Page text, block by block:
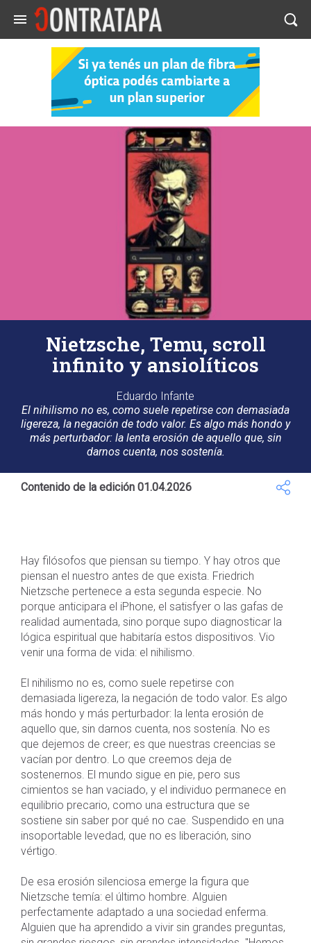
Nietzsche, Temu, scroll
infinito y ansiolíticos
Eduardo Infante
El nihilismo no es, como suele repetirse con demasiada
ligereza, la negación de todo valor. Es algo más hondo y
más perturbador: la lenta erosión de aquello que, sin
darnos cuenta, nos sostenía.
Contenido de la edición 01.04.2026
Hay filósofos que piensan su tiempo. Y hay otros que
piensan el nuestro antes de que exista. Friedrich
Nietzsche pertenece a esta segunda especie. No
porque anticipara el iPhone, el satisfyer o las gafas de
realidad aumentada, sino porque supo diagnosticar la
lógica espiritual que habitaría estos dispositivos. Vio
venir una forma de vida: el nihilismo.
El nihilismo no es, como suele repetirse con
demasiada ligereza, la negación de todo valor. Es algo
más hondo y más perturbador: la lenta erosión de
aquello que, sin darnos cuenta, nos sostenía. No es
que dejemos de creer; es que nuestras creencias se
vacían por dentro. Lo que creemos deja de
sostenernos. El mundo sigue en pie, pero sus
cimientos se han vaciado, y el individuo permanece en
equilibrio precario, como una estructura que se
sostiene sin saber por qué no cae. Suspendido en una
insoportable levedad, que no es liberación, sino
vértigo.
De esa erosión silenciosa emerge la figura que
Nietzsche temía: el último hombre. Alguien
perfectamente adaptado a una sociedad enferma.
Alguien que ha aprendido a vivir sin grandes preguntas,